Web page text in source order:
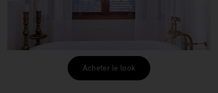
Acheter le look